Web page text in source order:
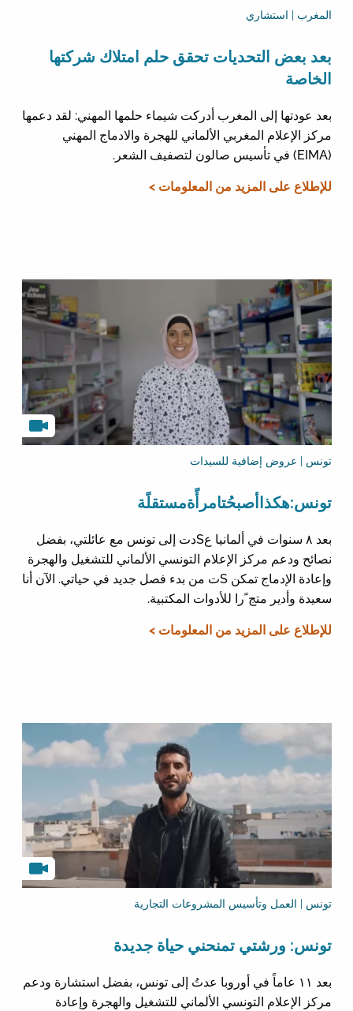
المغرب | استشاري
بعد بعض التحديات تحقق حلم امتلاك شركتها
الخاصة
بعد عودتها إلى المغرب أدركت شيماء حلمها المهني: لقد دعمها
مركز الإعلام المغربي الألماني للهجرة والادماج المهني
(EIMA) في تأسيس صالون لتصفيف الشعر.
للإطلاع على المزيد من المعلومات >
تونس | عروض إضافية للسيدات
تونس:هكذاأصبحُتامرأًةمستقلًة
بعد ٨ سنوات في ألمانيا عSدت إلى تونس مع عائلتي، بفضل
نصائح ودعم مركز الإعلام التونسي الألماني للتشغيل والهجرة
وإعادة الإدماج تمكن Sت من بدء فصل جديد في حياتي. الآن أنا
سعيدة وأدير متج ًرا للأدوات المكتبية.
للإطلاع على المزيد من المعلومات >
تونس | العمل وتأسيس المشروعات التجارية
تونس: ورشتي تمنحني حياة جديدة
بعد ١١ عاماً في أوروبا عدتُ إلى تونس، بفضل استشارة ودعم
مركز الإعلام التونسي الألماني للتشغيل والهجرة وإعادة